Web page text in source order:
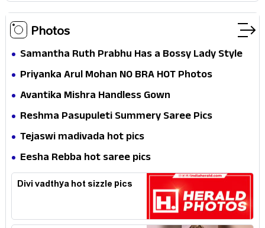
Photos
Samantha Ruth Prabhu Has a Bossy Lady Style
Priyanka Arul Mohan NO BRA HOT Photos
Avantika Mishra Handless Gown
Reshma Pasupuleti Summery Saree Pics
Tejaswi madivada hot pics
Eesha Rebba hot saree pics
Divi vadthya hot sizzle pics